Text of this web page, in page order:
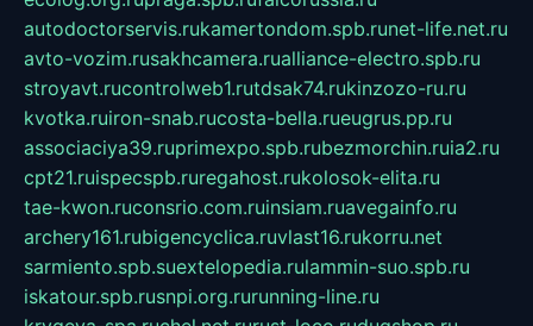
autodoctorservis.rukamertondom.spb.runet-life.net.ru
avto-vozim.rusakhcamera.rualliance-electro.spb.ru
stroyavt.rucontrolweb1.rutdsak74.rukinzozo-ru.ru
kvotka.ruiron-snab.rucosta-bella.rueugrus.pp.ru
associaciya39.ruprimexpo.spb.rubezmorchin.ruia2.ru
cpt21.ruispecspb.ruregahost.rukolosok-elita.ru
tae-kwon.ruconsrio.com.ruinsiam.ruavegainfo.ru
archery161.rubigencyclica.ruvlast16.rukorru.net
sarmiento.spb.suextelopedia.rulammin-suo.spb.ru
iskatour.spb.rusnpi.org.rurunning-line.ru